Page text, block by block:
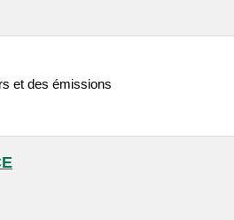
et des émissions